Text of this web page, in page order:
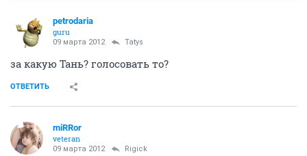
petrodaria
guru
09 марта 2012 Tatys
за какую Тань? голосовать то?
ОТВЕТИТЬ
miRRor
veteran
09 марта 2012 Rigick